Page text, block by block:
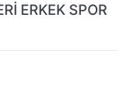
ERKEK SPOR